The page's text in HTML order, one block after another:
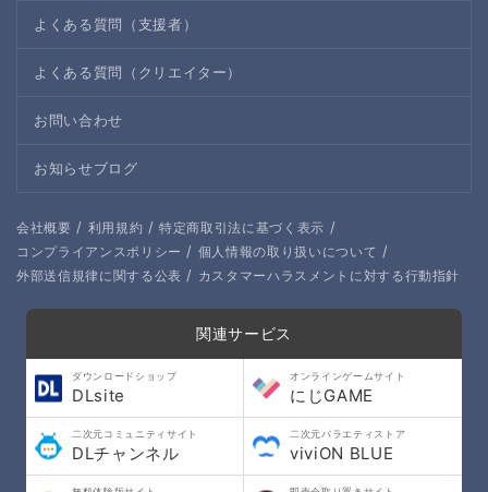
よくある質問（支援者）
よくある質問（クリエイター）
お問い合わせ
お知らせブログ
会社概要 / 利用規約 / 特定商取引法に基づく表示 /
コンプライアンスポリシー / 個人情報の取り扱いについて /
外部送信規律に関する公表 / カスタマーハラスメントに対する行動指針
関連サービス
ダウンロードショップ
DLsite
オンラインゲームサイト
にじGAME
二次元コミュニティサイト
DLチャンネル
二次元バラエティストア
viviON BLUE